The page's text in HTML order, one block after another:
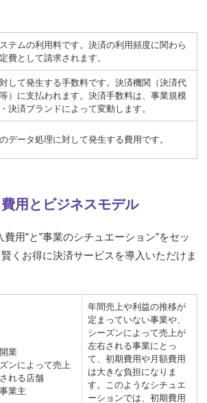
テムの利用料です。決済の利用頻度に関わら
費として請求されます。
して発生する手数料です。決済機関（決済代
）に支払われます。決済手数料は、事業規模
決済ブランドによって変動します。
データ処理に対して発生する費用です。
用とビジネスモデル
用”と”事業のシチュエーション”をセッ
くお得に決済サービスを導入いただけま
業
ンによって売上
れる店舗
業主
年間売上や利益の推移が
定まっていない事業や、
シーズンによって売上が
左右される事業にとっ
て、初期費用や月額費用
は大きな負担になりま
す。
このようなシチュエ
ーションでは、初期費用